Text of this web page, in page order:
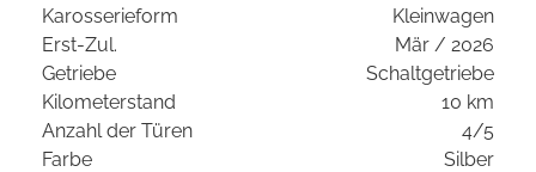
Karosserieform
Kleinwagen
Erst-Zul.
Mär / 2026
Getriebe
Schaltgetriebe
Kilometerstand
10 km
Anzahl der Türen
4/5
Farbe
Silber